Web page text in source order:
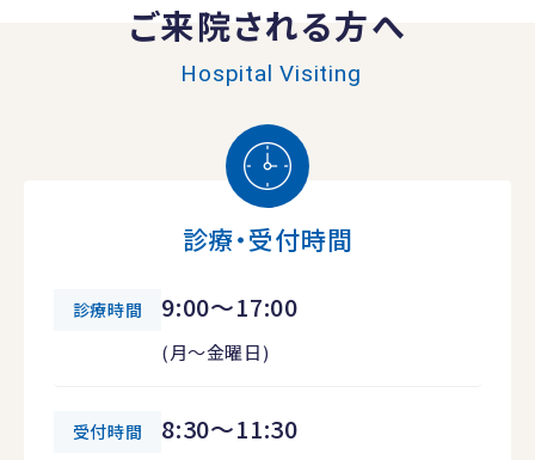
ご来院される方へ
Hospital Visiting
診療・受付時間
診療時間 9:00～17:00
(月～金曜日)
受付時間 8:30～11:30